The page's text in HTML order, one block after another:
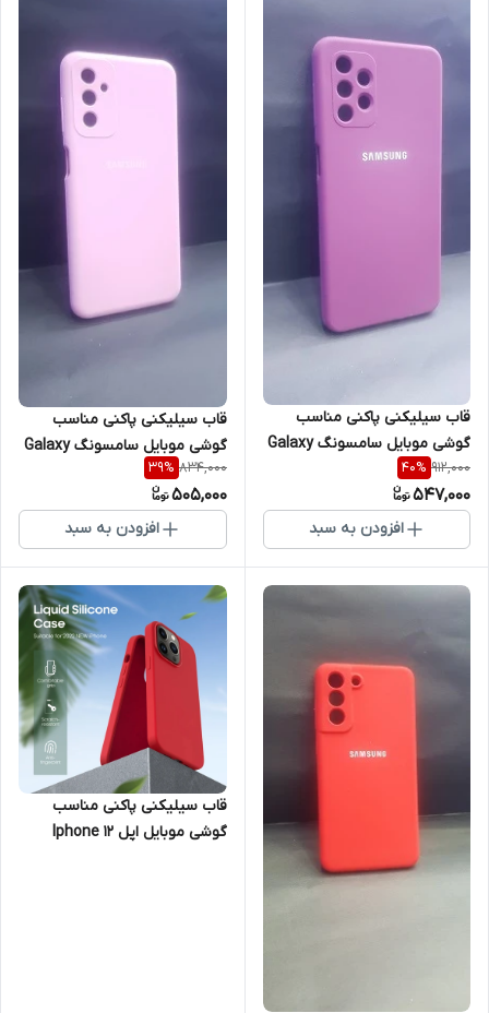
قاب سیلیکنی پاکنی مناسب
گوشی موبایل سامسونگ Galaxy
A73 5G
912,000
40%
547,000
افزودن به سبد
قاب سیلیکنی پاکنی مناسب
گوشی موبایل سامسونگ Galaxy
A04s
834,000
39%
505,000
افزودن به سبد
قاب سیلیکنی پاکنی مناسب
گوشی موبایل اپل Iphone 12